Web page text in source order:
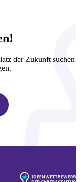
der Zukunft suchen